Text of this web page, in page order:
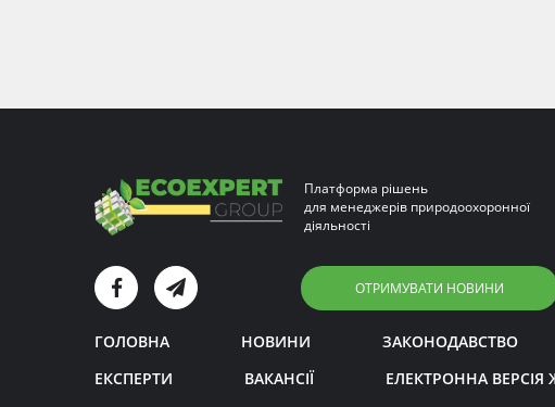
Платформа рішень
для менеджерів природоохоронної
діяльності
ОТРИМУВАТИ НОВИНИ
ГОЛОВНА НОВИНИ ЗАКОНОДАВСТВО
ЕКСПЕРТИ
ВАКАНСІЇ ЕЛЕКТРОННА ВЕРСІЯ